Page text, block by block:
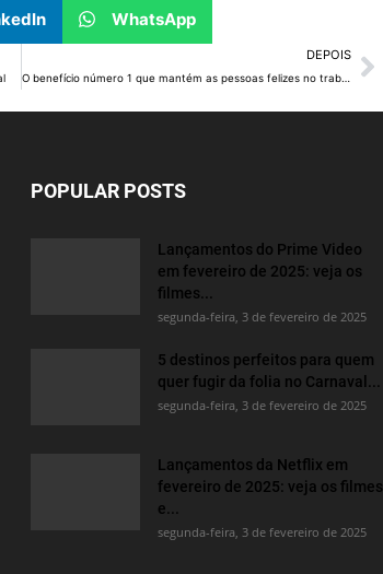
WhatsApp
DEPOIS
O benefício número 1 que mantém as pessoas felizes no trabalho, segundo executiva da Finlândia
POPULAR POSTS
Lançamentos do Prime Video
em fevereiro de 2025: veja os
filmes...
segunda-feira, 3 de fevereiro de 2025
5 destinos perfeitos para quem
quer fugir da folia no Carnaval...
segunda-feira, 3 de fevereiro de 2025
Lançamentos da Netflix em
fevereiro de 2025: veja os filmes
e...
segunda-feira, 3 de fevereiro de 2025